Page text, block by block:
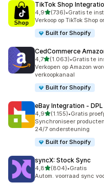
TikTok Shop
4,9van 5 sterren
(736)
736 recensies in totaal
•Gratis te
Verkoop op TikTok Shop
Built for Shopify
CedCommerce
4,7van 5 sterren
(1.063)
1063 recensies in totaal
•Gratis te
Verkopen op Amazon
verkoopkanaal
Built for Shopify
eBay Integration ‑ DPL
4,9van 5 sterren
(1.155)
1155 recensies in totaal
•Gratis
Synchroniseer
24/7 ondersteuning
Built for Shopify
syncX: Stock Sync
4,8van 5 sterren
(804)
804 recensies in totaal
•Gratis
Autom. voorraad sync